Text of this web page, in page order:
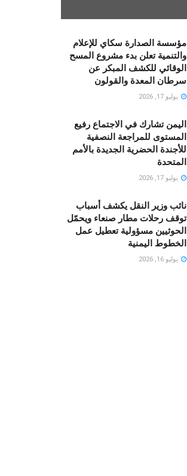
مؤسسة الصدارة سكاي للإعلام
والتنمية تعلن بدء مشروع المسح
الوقائي للكشف المبكر عن
سرطان المعدة والقولون
يوليو 17, 2026
اليمن تشارك في الاجتماع رفيع
المستوى للمراجعة النصفية
للأجندة الحضرية الجديدة بالأمم
المتحدة
يوليو 17, 2026
نائب وزير النقل يكشف أسباب
توقف رحلات مطار صنعاء ويحمّل
الحوثيين مسؤولية تعطيل عمل
الخطوط اليمنية
يوليو 16, 2026